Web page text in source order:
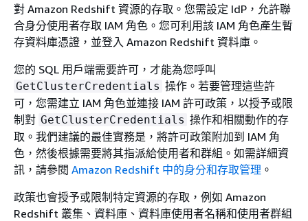
對 Amazon Redshift 資源的存取。您需設定 IdP，允許聯
合身分使用者存取 IAM 角色。您可利用該 IAM 角色產生暫
存資料庫憑證，並登入 Amazon Redshift 資料庫。
您的 SQL 用戶端需要許可，才能為您呼叫
GetClusterCredentials 操作。若要管理這些許
可，您需建立 IAM 角色並連接 IAM 許可政策，以授予或限
制對 GetClusterCredentials 操作和相關動作的存
取。我們建議的最佳實務是，將許可政策附加到 IAM 角
色，然後根據需要將其指派給使用者和群組。如需詳細資
訊，請參閱 Amazon Redshift 中的身分和存取管理 。
政策也會授予或限制特定資源的存取，例如 Amazon
Redshift 叢集、資料庫、資料庫使用者名稱和使用者群組